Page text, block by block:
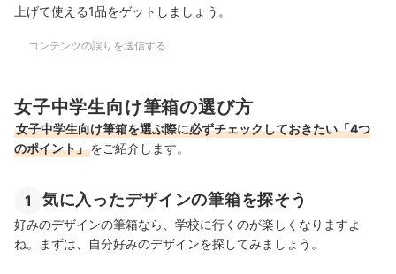
上げて使える1品をゲットしましょう。
コンテンツの誤りを送信する
女子中学生向け筆箱の選び方
女子中学生向け筆箱を選ぶ際に必ずチェックしておきたい「4つ
のポイント」をご紹介します。
1 気に入ったデザインの筆箱を探そう
好みのデザインの筆箱なら、学校に行くのが楽しくなりますよ
ね。まずは、自分好みのデザインを探してみましょう。